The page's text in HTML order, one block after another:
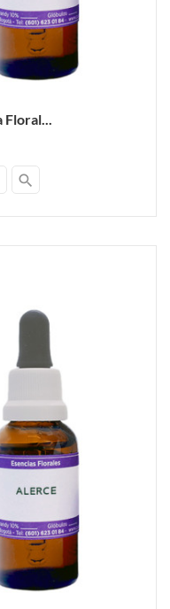
Floral...
search